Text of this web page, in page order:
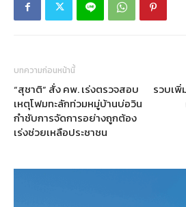
บทความก่อนหน้านี้
“สุชาติ” สั่ง คพ. เร่งตรวจสอบ
เหตุโฟมทะลักท่วมหมู่บ้านบ่อวิน
กำชับการจัดการอย่างถูกต้อง
เร่งช่วยเหลือประชาชน
รวบเพิ่